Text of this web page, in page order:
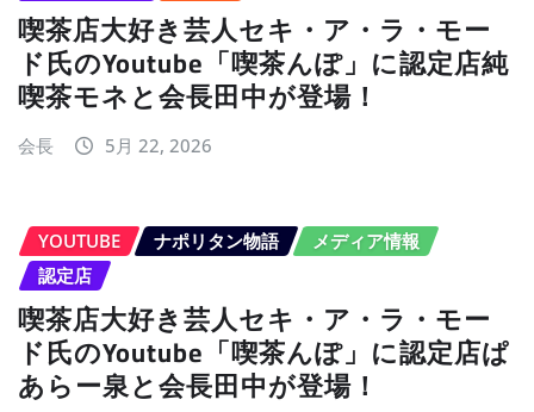
喫茶店大好き芸人セキ・ア・ラ・モー
ド氏のYoutube「喫茶んぽ」に認定店純
喫茶モネと会長田中が登場！
会長 5月 22, 2026
YOUTUBE ナポリタン物語
メディア情報
認定店
喫茶店大好き芸人セキ・ア・ラ・モー
ド氏のYoutube「喫茶んぽ」に認定店ぱ
あらー泉と会長田中が登場！